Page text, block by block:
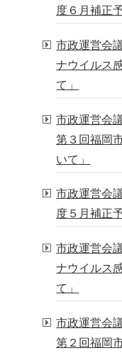
度６月補正
市政運営会
ナウイルス
て」
市政運営会
第３回福岡
いて」
市政運営会
度５月補正
市政運営会
ナウイルス
て」
市政運営会
第２回福岡